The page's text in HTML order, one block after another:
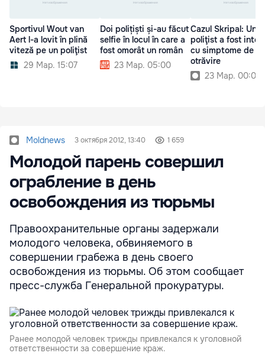
Sportivul Wout van
Aert l-a lovit în plină
viteză pe un poliţist
29 Мар. 15:07
Doi polițiști și-au făcut
selfie în locul în care a
fost omorât un român
23 Мар. 05:00
Cazul Skripal: Un
poliţist a fost
cu simptome de
otrăvire
23 Мар. 00:00
Moldnews 3 октября 2012, 13:40 1 659
Молодой парень совершил
ограбление в день
освобождения из тюрьмы
Правоохранительные органы задержали
молодого человека, обвиняемого в
совершении грабежа в день своего
освобождения из тюрьмы. Об этом сообщает
пресс-служба Генеральной прокуратуры.
Ранее молодой человек трижды привлекался к уголовной
ответственности за совершение краж.